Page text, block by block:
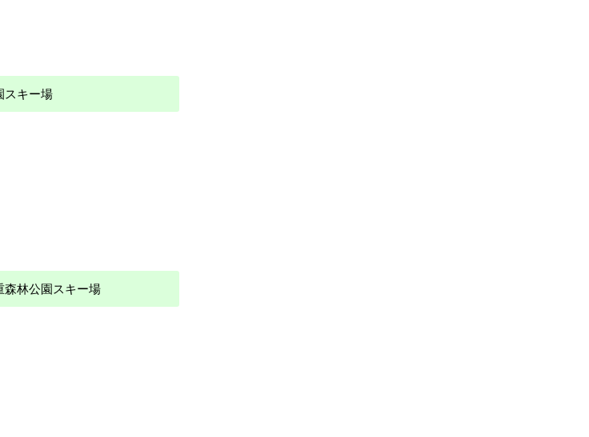
キー場
林公園スキー場